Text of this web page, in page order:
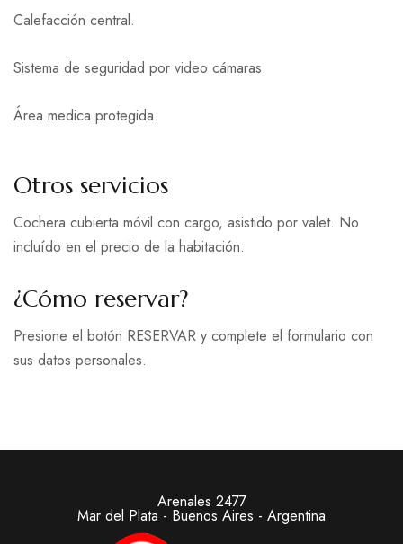
Calefacción central.
Sistema de seguridad por video cámaras.
Área medica protegida.
Otros servicios
Cochera cubierta móvil con cargo, asistido por valet. No
incluído en el precio de la habitación.
¿Cómo reservar?
Presione el botón RESERVAR y complete el formulario con
sus datos personales.
Arenales 2477
Mar del Plata - Buenos Aires - Argentina